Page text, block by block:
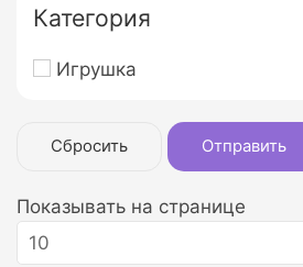
Категория
Игрушка
Сбросить Отправить
Показывать на странице